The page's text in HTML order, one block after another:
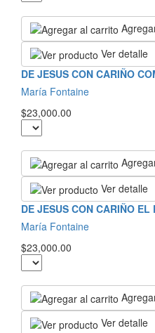
Ver detalle
DE JESUS CON CARIÑO
María Fontaine
$23,000.00
Ver detalle
DE JESUS CON CARIÑO EL
María Fontaine
$23,000.00
Ver detalle